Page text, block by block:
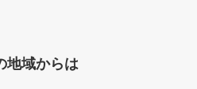
地域からは